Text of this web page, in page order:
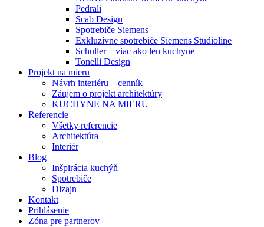
Pedrali
Scab Design
Spotrebiče Siemens
Exkluzívne spotrebiče Siemens Studioline
Schuller – viac ako len kuchyne
Tonelli Design
Projekt na mieru
Návrh interiéru – cenník
Záujem o projekt architektúry
KUCHYNE NA MIERU
Referencie
Všetky referencie
Architektúra
Interiér
Blog
Inšpirácia kuchýň
Spotrebiče
Dizajn
Kontakt
Prihlásenie
Zóna pre partnerov